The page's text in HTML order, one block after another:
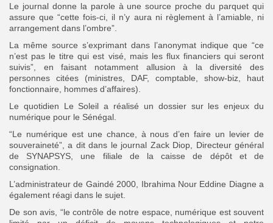
Le journal donne la parole à une source proche du parquet qui
assure que “cette fois-ci, il n’y aura ni règlement à l’amiable, ni
arrangement dans l’ombre”.
La même source s’exprimant dans l’anonymat indique que “ce
n’est pas le titre qui est visé, mais les flux financiers qui seront
suivis”, en faisant notamment allusion à la diversité des
personnes citées (ministres, DAF, comptable, show-biz, haut
fonctionnaire, hommes d’affaires).
Le quotidien Le Soleil a réalisé un dossier sur les enjeux du
numérique pour le Sénégal.
“Le numérique est une chance, à nous d’en faire un levier de
souveraineté”, a dit dans le journal Zack Diop, Directeur général
de SYNAPSYS, une filiale de la caisse de dépôt et de
consignation.
L’administrateur de Gaindé 2000, Ibrahima Nour Eddine Diagne a
également réagi dans le sujet.
De son avis, “le contrôle de notre espace, numérique est souvent